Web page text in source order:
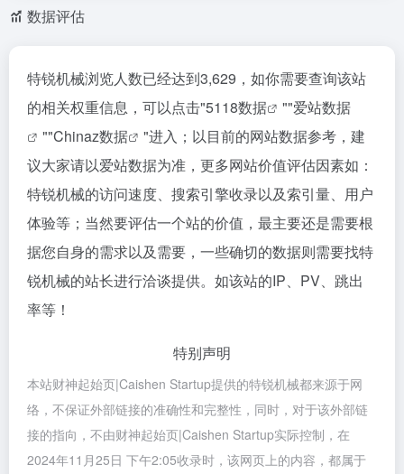
数据评估
特锐机械浏览人数已经达到3,629，如你需要查询该站
的相关权重信息，可以点击"5118数据 ""爱站数据
""Chinaz数据
"进入；以目前的网站数据参考，建
议大家请以爱站数据为准，更多网站价值评估因素如：
特锐机械的访问速度、搜索引擎收录以及索引量、用户
体验等；当然要评估一个站的价值，最主要还是需要根
据您自身的需求以及需要，一些确切的数据则需要找特
锐机械的站长进行洽谈提供。如该站的IP、PV、跳出
率等！
特别声明
本站财神起始页|Caishen Startup提供的特锐机械都来源于网
络，不保证外部链接的准确性和完整性，同时，对于该外部链
接的指向，不由财神起始页|Caishen Startup实际控制，在
2024年11月25日 下午2:05收录时，该网页上的内容，都属于